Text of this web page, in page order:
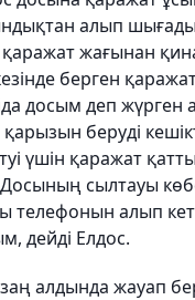
алып
қаражат жағынан
берген
досым деп жүрген
беруді
үшін қаражат
сылтауы
телефонын алып
дейді Елдос.
заң алдында жауап